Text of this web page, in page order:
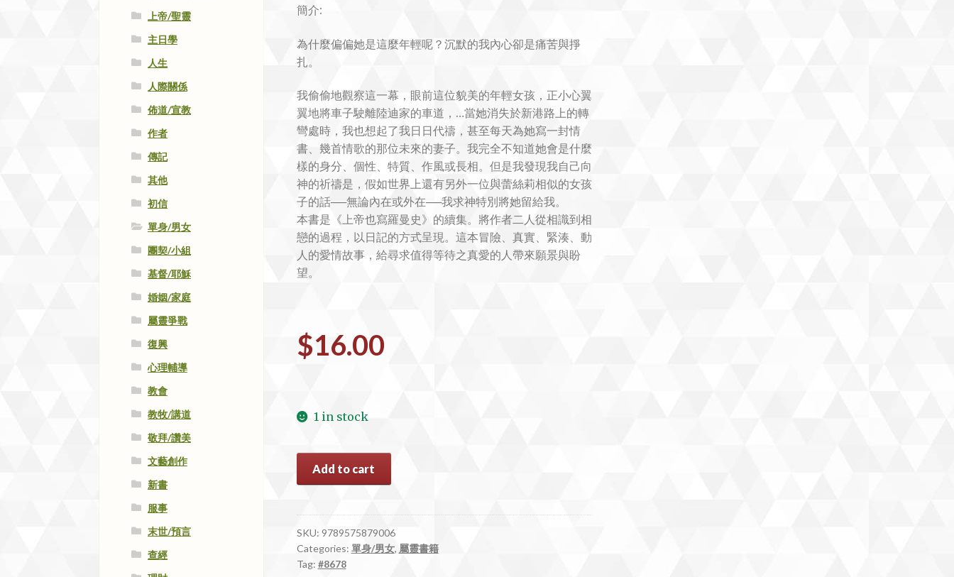
簡介:
為什麼偏偏她是這麼年輕呢？沉默的我內心卻是痛苦與掙
扎。
我偷偷地觀察這一幕，眼前這位貌美的年輕女孩，正小心翼
翼地將車子駛離陸迪家的車道，…當她消失於新港路上的轉
彎處時，我也想起了我日日代禱，甚至每天為她寫一封情
書、幾首情歌的那位未來的妻子。我完全不知道她會是什麼
樣的身分、個性、特質、作風或長相。但是我發現我自己向
神的祈禱是，假如世界上還有另外一位與蕾絲莉相似的女孩
子的話──無論內在或外在──我求神特別將她留給我。
本書是《上帝也寫羅曼史》的續集。將作者二人從相識到相
戀的過程，以日記的方式呈現。這本冒險、真實、緊湊、動
人的愛情故事，給尋求值得等待之真愛的人帶來願景與盼
望。
$16.00
1 in stock
#8678
來
了
quantity
Add to cart
SKU: 9789575879006
Categories: 單身/男女, 屬靈書籍
Tag: #8678
上帝/聖靈
主日學
人生
人際關係
佈道/宣教
作者
傳記
其他
初信
單身/男女
團契/小組
基督/耶穌
婚姻/家庭
屬靈爭戰
復興
心理輔導
教會
教牧/講道
敬拜/讚美
文藝創作
新書
服事
末世/預言
查經